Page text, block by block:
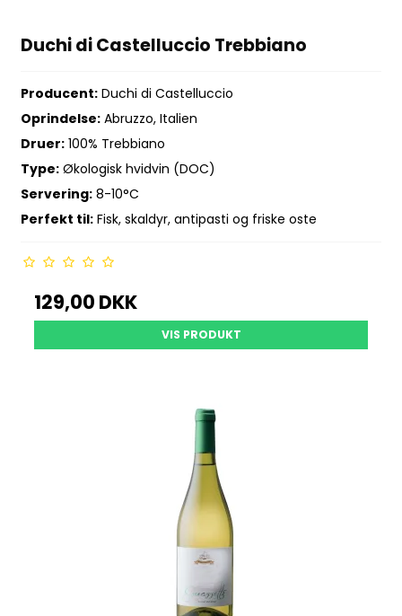
Duchi di Castelluccio Trebbiano
Producent: Duchi di Castelluccio
Oprindelse: Abruzzo, Italien
Druer: 100% Trebbiano
Type: Økologisk hvidvin (DOC)
Servering: 8-10°C
Perfekt til: Fisk, skaldyr, antipasti og friske oste
129,00 DKK
VIS PRODUKT